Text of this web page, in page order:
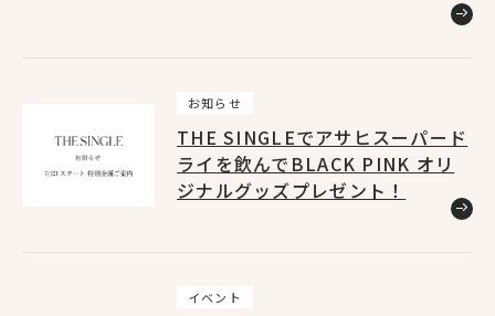
お知らせ
THE SINGLEでアサヒスーパード
ライを飲んでBLACK PINK オリ
ジナルグッズプレゼント！
イベント